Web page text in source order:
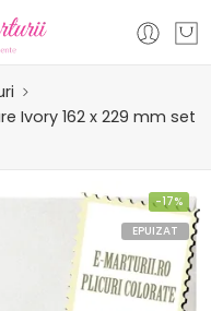
Ivory 162 x 229 mm set
-17%
EPUIZAT